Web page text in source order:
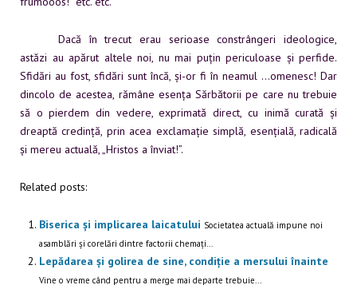
Dacă în trecut erau serioase constrângeri ideologice,
astăzi au apărut altele noi, nu mai puțin periculoase și perfide.
Sfidări au fost, sfidări sunt încă, și-or fi în neamul …omenesc! Dar
dincolo de acestea, rămâne esența Sărbătorii pe care nu trebuie
să o pierdem din vedere, exprimată direct, cu inimă curată și
dreaptă credință, prin acea exclamație simplă, esențială, radicală
și mereu actuală, „Hristos a înviat!”.
Related posts:
Biserica și implicarea laicatului Societatea actuală impune noi
asamblări și corelări dintre factorii chemați...
Lepădarea și golirea de sine, condiție a mersului înainte
Vine o vreme când pentru a merge mai departe trebuie...